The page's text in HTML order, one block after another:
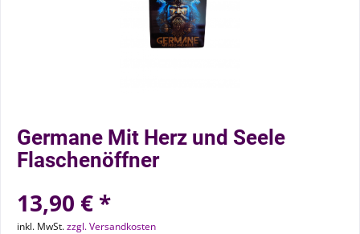
Germane Mit Herz und Seele
Flaschenöffner
13,90 € *
inkl. MwSt.zzgl. Versandkosten